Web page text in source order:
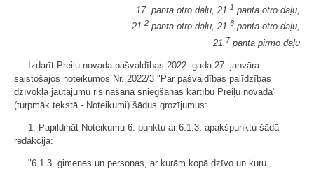
17. panta otro daļu, 21. 1 panta otro daļu,
21.2 panta otro daļu, 21.6 panta otro daļu,
21. 7 panta pirmo daļu
Izdarīt Preiļu novada pašvaldības 2022. gada 27. janvāra
saistošajos noteikumos Nr. 2022/3 "Par pašvaldības palīdzības
dzīvokļa jautājumu risināšanā sniegšanas kārtību Preiļu novadā"
(turpmāk tekstā - Noteikumi) šādus grozījumus:
1. Papildināt Noteikumu 6. punktu ar 6.1.3. apakšpunktu šādā
redakcijā:
"6.1.3. ģimenes un personas, ar kurām kopā dzīvo un kuru